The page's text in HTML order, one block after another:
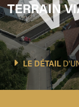
TERRAIN
LE DÉTAIL